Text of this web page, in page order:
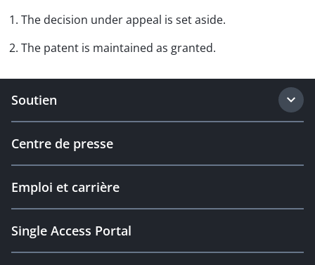
1. The decision under appeal is set aside.
2. The patent is maintained as granted.
Soutien
Centre de presse
Emploi et carrière
Single Access Portal